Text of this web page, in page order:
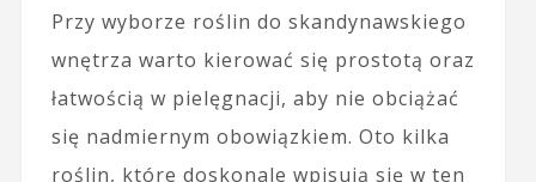
Przy wyborze roślin do skandynawskiego
wnętrza warto kierować się prostotą oraz
łatwością w pielęgnacji, aby nie obciążać
się nadmiernym obowiązkiem. Oto kilka
roślin, które doskonale wpisują się w ten